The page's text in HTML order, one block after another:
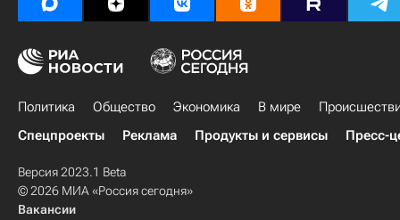
Политика Общество Экономика В мире
Спецпроекты
Реклама Продукты и сервисы Пресс-
Версия 2023.1 Beta
© 2026 МИА «Россия сегодня»
Вакансии